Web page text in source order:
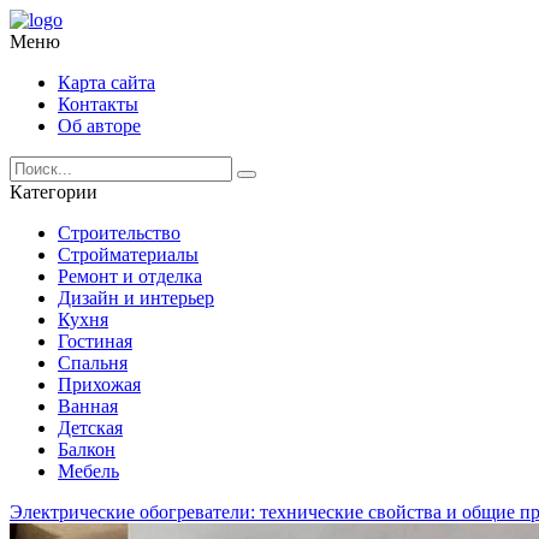
Меню
Карта сайта
Контакты
Об авторе
Категории
Строительство
Стройматериалы
Ремонт и отделка
Дизайн и интерьер
Кухня
Гостиная
Спальня
Прихожая
Ванная
Детская
Балкон
Мебель
Электрические обогреватели: технические свойства и общие